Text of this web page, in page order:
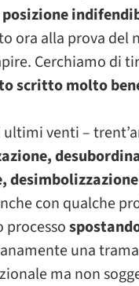
ora alla prova del
Cerchiamo di
scritto molto
venti –
con qualche
processo
una
ma non